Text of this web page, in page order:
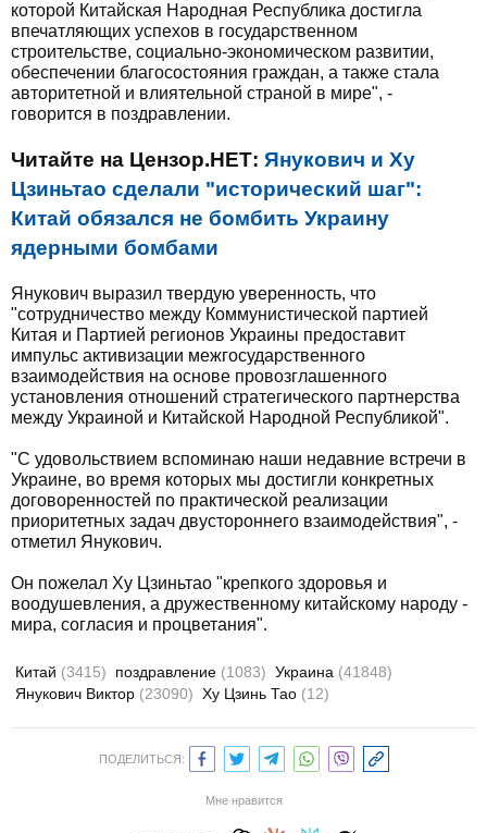
которой Китайская Народная Республика достигла
впечатляющих успехов в государственном
строительстве, социально-экономическом развитии,
обеспечении благосостояния граждан, а также стала
авторитетной и влиятельной страной в мире", -
говорится в поздравлении.
Читайте на Цензор.НЕТ: Янукович и Ху
Цзиньтао сделали "исторический шаг":
Китай обязался не бомбить Украину
ядерными бомбами
Янукович выразил твердую уверенность, что
"сотрудничество между Коммунистической партией
Китая и Партией регионов Украины предоставит
импульс активизации межгосударственного
взаимодействия на основе провозглашенного
установления отношений стратегического партнерства
между Украиной и Китайской Народной Республикой".
"С удовольствием вспоминаю наши недавние встречи в
Украине, во время которых мы достигли конкретных
договоренностей по практической реализации
приоритетных задач двустороннего взаимодействия", -
отметил Янукович.
Он пожелал Ху Цзиньтао "крепкого здоровья и
воодушевления, а дружественному китайскому народу -
мира, согласия и процветания".
Китай (3415) поздравление (1083) Украина (41848)
Янукович Виктор (23090) Ху Цзинь Тао (12)
ПОДЕЛИТЬСЯ:
Мне нравится